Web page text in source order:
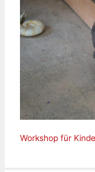
Workshop für